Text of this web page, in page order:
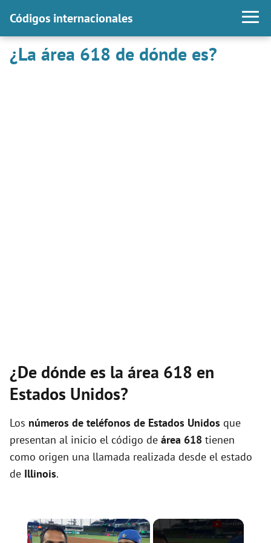
Códigos internacionales
¿La área 618 de dónde es?
¿De dónde es la área 618 en
Estados Unidos?
Los números de teléfonos de Estados Unidos que
presentan al inicio el código de área 618 tienen
como origen una llamada realizada desde el estado
de Illinois.
×